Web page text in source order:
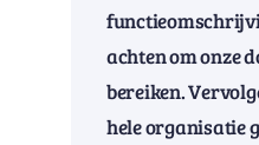
achten om onze
bereiken.
hele organisatie